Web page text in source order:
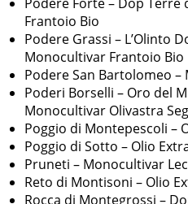
Frantoio Bio
Podere Grassi – L’Olinto
Monocultivar Frantoio Bio
Podere San Bartolomeo –
Poderi Borselli – Oro del
Monocultivar Olivastra
Poggio di Montepescoli –
Poggio di Sotto – Olio
Pruneti – Monocultivar
Reto di Montisoni – Olio
Rocca di Montegrossi –